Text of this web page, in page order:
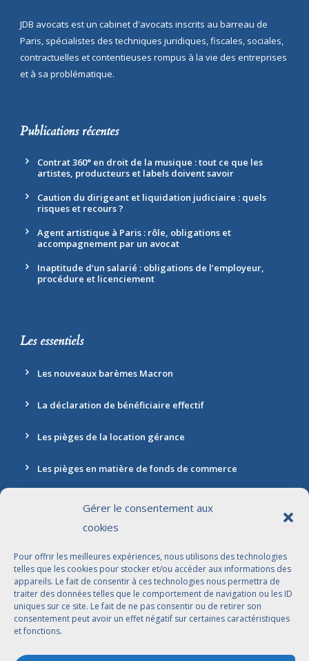
Gérer le consentement aux
cookies
Pour offrir les meilleures expériences, nous utilisons des technologies
telles que les cookies pour stocker et/ou accéder aux informations des
appareils. Le fait de consentir à ces technologies nous permettra de
traiter des données telles que le comportement de navigation ou les ID
uniques sur ce site. Le fait de ne pas consentir ou de retirer son
consentement peut avoir un effet négatif sur certaines caractéristiques
et fonctions.
JDB avocats est un cabinet d'avocats inscrits au barreau de
Paris, spécialistes des techniques juridiques, fiscales, sociales,
contractuelles et contentieuses rompus à la vie des entreprises
et à sa problématique.
Publications récentes
Contrat 360° en droit de la musique : tout ce que les
artistes, producteurs et labels doivent savoir
Caution du dirigeant et liquidation judiciaire : quels
risques et recours ?
Agent artistique à Paris : rôle, obligations et
accompagnement par un avocat
Inaptitude d’un salarié : obligations de l’employeur,
procédure et licenciement
Les essentiels
Les nouveaux barèmes Macron
La déclaration de bénéficiaire effectif
Les pièges de la location gérance
Les pièges en matière de fonds de commerce
Adresse: 30 rue Marbeuf, 75008 Paris
01 42 56 96 96
contact@jdbavocats.com